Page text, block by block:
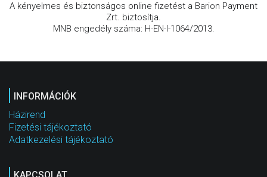
A kényelmes és biztonságos online fizetést a Barion Payment
Zrt. biztosítja.
MNB engedély száma: H-EN-I-1064/2013.
INFORMÁCIÓK
Házirend
Fizetési tájékoztató
Adatkezelési tájékoztató